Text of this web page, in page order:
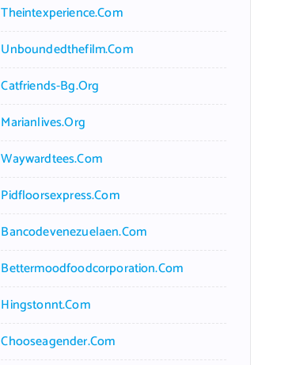
Theintexperience.com
Unboundedthefilm.com
Catfriends-Bg.org
Marianlives.org
Waywardtees.com
Pidfloorsexpress.com
Bancodevenezuelaen.com
Bettermoodfoodcorporation.com
Hingstonnt.com
Chooseagender.com